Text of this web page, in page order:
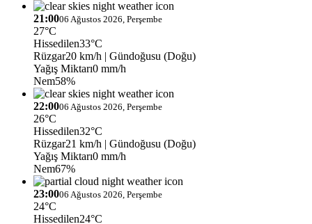
21:0006 Ağustos 2026, Perşembe
27°C
Hissedilen33°C
Rüzgar20 km/h | Gündoğusu (Doğu)
Yağış Miktarı0 mm/h
Nem58%
22:0006 Ağustos 2026, Perşembe
26°C
Hissedilen32°C
Rüzgar21 km/h | Gündoğusu (Doğu)
Yağış Miktarı0 mm/h
Nem67%
23:0006 Ağustos 2026, Perşembe
24°C
Hissedilen24°C